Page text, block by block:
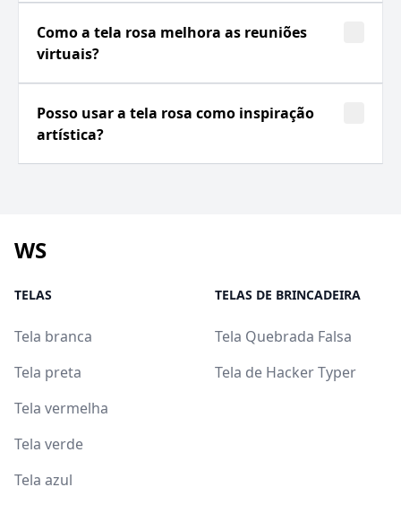
Como a tela rosa melhora as reuniões
virtuais?
Posso usar a tela rosa como inspiração
artística?
WS
TELAS
Tela branca
Tela preta
Tela vermelha
Tela verde
Tela azul
TELAS DE BRINCADEIRA
Tela Quebrada Falsa
Tela de Hacker Typer